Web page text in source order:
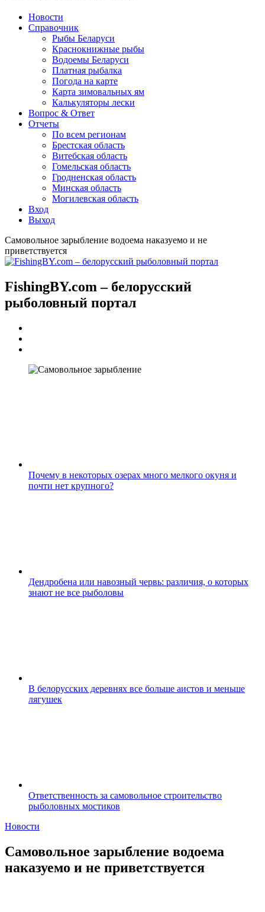
Новости
Справочник
Рыбы Беларуси
Краснокнижные рыбы
Водоемы Беларуси
Платная рыбалка
Погода на карте
Карта зимовальных ям
Калькуляторы лески
Вопрос & Ответ
Отчеты
По всем регионам
Брестская область
Витебская область
Гомельская область
Гродненская область
Минская область
Могилевская область
Вход
Выход
Самовольное зарыбление водоема наказуемо и не
приветствуется
FishingBY.com – белорусский
рыболовный портал
Почему в некоторых озерах много мелкого окуня и
почти нет крупного?
Дендробена или навозный червь: различия, о которых
знают не все рыболовы
В белорусских деревнях все больше аистов и меньше
лягушек
Ответственность за самовольное строительство
рыболовных мостиков
Новости
Самовольное зарыбление водоема
наказуемо и не приветствуется